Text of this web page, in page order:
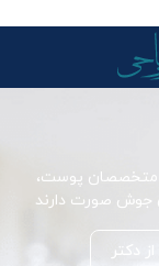
متخصصان پوست،
جوش صورت دارند
دکتر